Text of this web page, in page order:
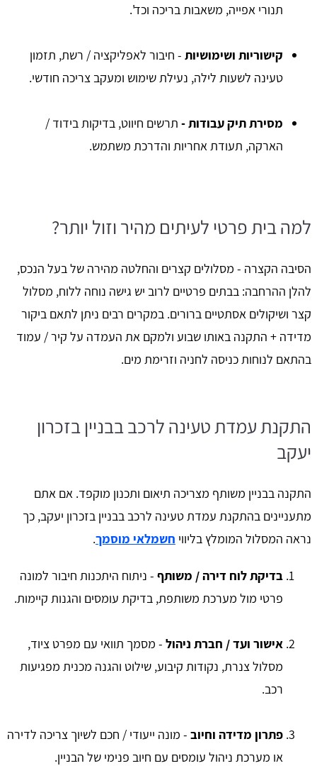
תנורי אפייה, משאבות בריכה וכד'.
קישוריות ושימושיות - חיבור לאפליקציה / רשת, תזמון
טעינה לשעות לילה, נעילת שימוש ומעקב צריכה חודשי.
מסירת תיק עבודות - תרשים חיווט, בדיקות בידוד /
הארקה, תעודת אחריות והדרכת משתמש.
למה בית פרטי לעיתים מהיר וזול יותר?
הסיבה הקצרה - מסלולים קצרים והחלטה מהירה של בעל הנכס,
להלן ההרחבה: בבתים פרטיים לרוב יש גישה נוחה ללוח, מסלול
קצר ושיקולים אסתטיים ברורים. במקרים רבים ניתן לתאם ביקור
מדידה + התקנה באותו שבוע ולמקם את העמדה על קיר / עמוד
בהתאם לנוחות כניסה לחניה וזרימת מים.
התקנת עמדת טעינה לרכב בבניין בזכרון
יעקב
התקנה בבניין משותף מצריכה תיאום ותכנון מוקפד. אם אתם
מתעניינים בהתקנת עמדת טעינה לרכב בבניין בזכרון יעקב, כך
נראה המסלול המומלץ בליווי חשמלאי מוסמך.
בדיקת לוח דירה / משותף - ניתוח היתכנות חיבור למונה
פרטי מול מערכת משותפת, בדיקת עומסים והגנות קיימות.
אישור ועד / חברת ניהול - מסמך תוואי עם מפרט ציוד,
מסלול צנרת, נקודות קיבוע, שילוט והגנה מכנית מפגיעות
רכב.
פתרון מדידה וחיוב - מונה ייעודי / חכם לשיוך צריכה לדירה
או מערכת ניהול עומסים עם חיוב פנימי של הבניין.